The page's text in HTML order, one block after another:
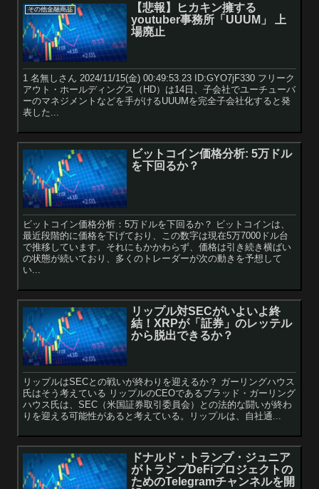
その他金融商品
【悲報】ヒカキン擁する
youtuber事務所「UUUM」 上
場廃止
1 名無しさん 2024/11/15(金) 00:49:53.23 ID:GYO7jF330 フリーク
アウト・ホールディングス（HD）は14日、子会社でユーチューバ
ーのマネジメントなどを手がけるUUUMを完全子会社化すると発
表した...
ビットコイン価格分析: 5万ドル
を下回るか？
ビットコイン価格分析：5万ドルを下回るか？ ビットコインは、
最近段階的に価格を下げており、この数字は現在5万7000ドル台
で推移しています。それにもかかわらず、価格は引き続き横ばい
の状態が続いており、多くのトレーダーが次の動きを予想して
い...
リップル対SECがいよいよ終
結！XRPが「証券」のレッテル
から脱出できるか？
リップルはSECとの戦いが終わりを迎えるか？ ガーリングハウス
氏はそう考えている リップルのCEOであるブラッド・ガーリング
ハウス氏は、SEC（米国証券取引委員会）との法的な闘いが終わ
りを迎える可能性があると考えている。リップルは、自社通...
ドナルド・トランプ・ジュニア
がトランプDeFiプロジェクトの
ためのTelegramチャンネルを開